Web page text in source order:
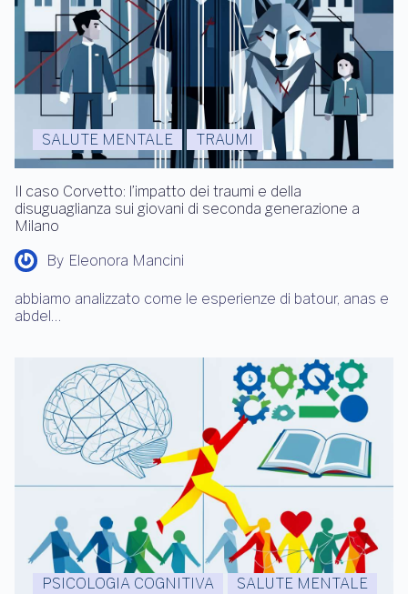
SALUTE MENTALE TRAUMI
Il caso Corvetto: l’impatto dei traumi e della
disuguaglianza sui giovani di seconda generazione a
Milano
By Eleonora Mancini
abbiamo analizzato come le esperienze di batour, anas e
abdel…
PSICOLOGIA COGNITIVA SALUTE MENTALE